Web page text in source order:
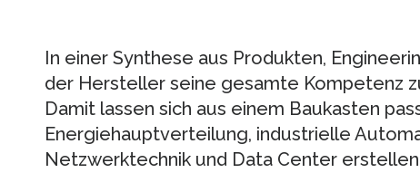
In einer Synthese aus Produkten,
der Hersteller seine gesamte Kompetenz
Damit lassen sich aus einem Baukasten
Energiehauptverteilung, industrielle
Netzwerktechnik und Data Center